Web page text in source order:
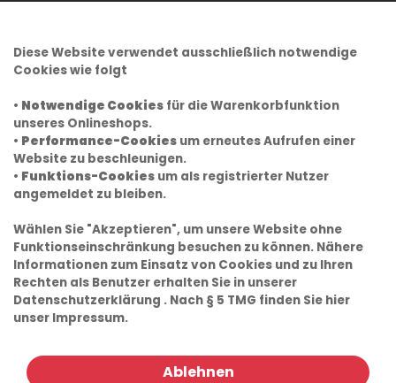
Diese Website verwendet ausschließlich notwendige
Cookies wie folgt
• Notwendige Cookies für die Warenkorbfunktion
unseres Onlineshops.
• Performance-Cookies um erneutes Aufrufen einer
Website zu beschleunigen.
• Funktions-Cookies um als registrierter Nutzer
angemeldet zu bleiben.
Wählen Sie "Akzeptieren", um unsere Website ohne
Funktionseinschränkung besuchen zu können. Nähere
Informationen zum Einsatz von Cookies und zu Ihren
Rechten als Benutzer erhalten Sie in unserer
Datenschutzerklärung . Nach § 5 TMG finden Sie hier
unser Impressum.
Ablehnen